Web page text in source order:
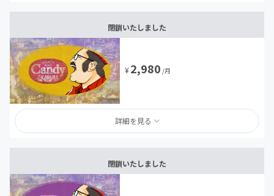
閉鎖いたしました
¥2,980 /月
詳細を見る
閉鎖いたしました